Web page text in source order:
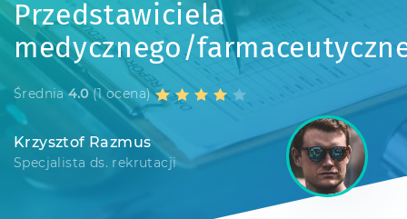
Przedstawiciela
medycznego/
Średnia4.0(1 ocena)
Krzysztof Razmus
Specjalista ds. rekrutacji